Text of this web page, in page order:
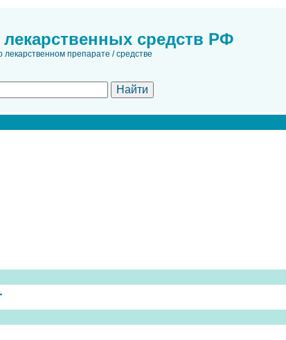
лекарственных средств РФ
препарате / средстве